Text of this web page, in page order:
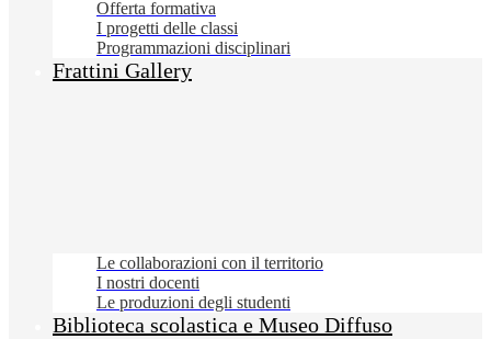
Offerta formativa
I progetti delle classi
Programmazioni disciplinari
Frattini Gallery
Le collaborazioni con il territorio
I nostri docenti
Le produzioni degli studenti
Biblioteca scolastica e Museo Diffuso